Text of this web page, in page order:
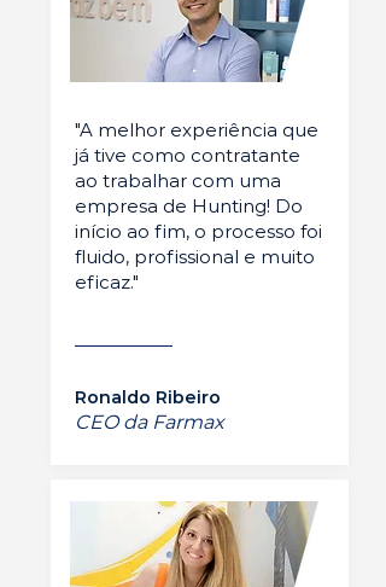
"A melhor experiência que
já tive como contratante
ao trabalhar com uma
empresa de Hunting! Do
início ao fim, o processo foi
fluido, profissional e muito
eficaz."
Ronaldo Ribeiro
CEO da Farmax